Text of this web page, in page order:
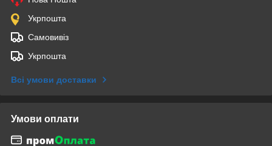
Укрпошта
Самовивіз
Укрпошта
Всі умови доставки
Умови оплати